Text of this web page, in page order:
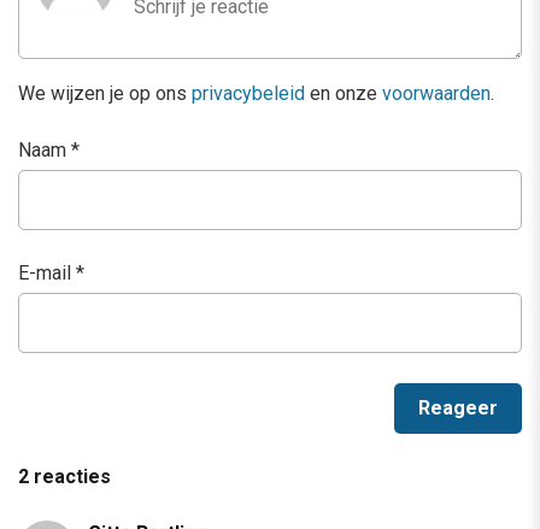
We wijzen je op ons privacybeleid en onze voorwaarden.
Naam *
E-mail *
2 reacties